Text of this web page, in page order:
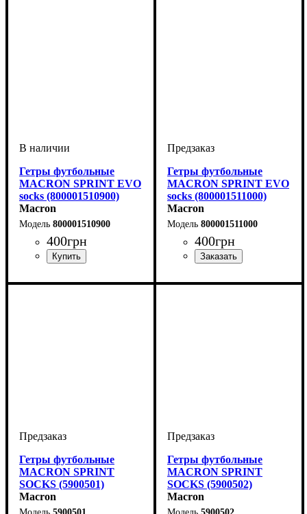
Гетры футбольные
MACRON SPRINT EVO
socks (800001510900)
Macron
800001510900
400грн
Гетры футбольные
MACRON SPRINT EVO
socks (800001511000)
Macron
800001511000
400грн
Гетры футбольные
MACRON SPRINT
SOCKS (5900501)
Macron
Гетры футбольные
MACRON SPRINT
SOCKS (5900502)
Macron